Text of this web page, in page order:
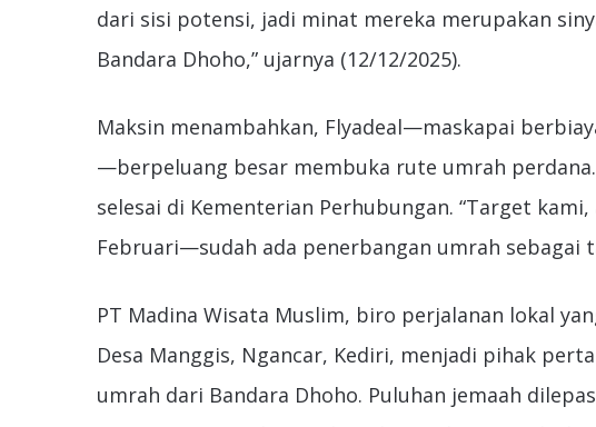
dari sisi potensi, jadi minat mereka merupakan
Bandara Dhoho,” ujarnya (12/12/2025).
Maksin menambahkan, Flyadeal—maskapai
—berpeluang besar membuka rute umrah
selesai di Kementerian Perhubungan. “Target
Februari—sudah ada penerbangan umrah sebagai
PT Madina Wisata Muslim, biro perjalanan lokal
Desa Manggis, Ngancar, Kediri, menjadi pihak
umrah dari Bandara Dhoho. Puluhan jemaah